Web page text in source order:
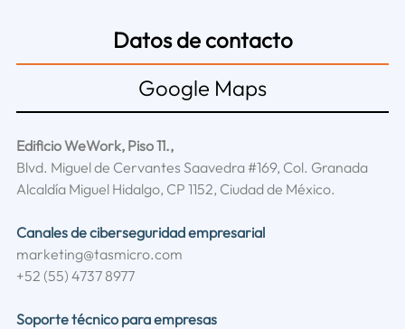
Datos de contacto
Google Maps
Edificio WeWork, Piso 11.,
Blvd. Miguel de Cervantes Saavedra #169, Col. Granada
Alcaldía Miguel Hidalgo, CP 1152, Ciudad de México.
Canales de ciberseguridad empresarial
marketing@tasmicro.com
+52 (55) 4737 8977
Soporte técnico para empresas